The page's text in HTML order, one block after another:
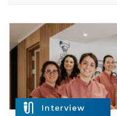
mic_external_on Interview